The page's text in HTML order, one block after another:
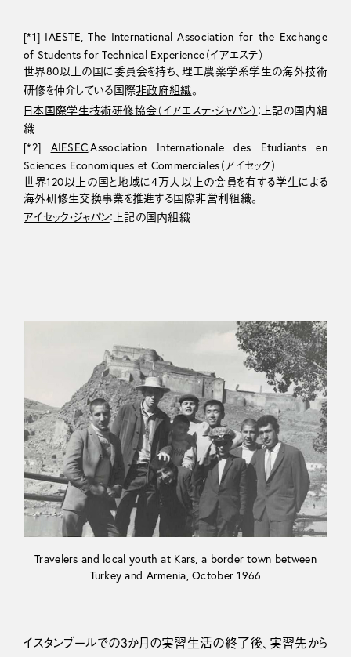
[*1] IAESTE, The International Association for the Exchange
of Students for Technical Experience（イアエステ）
世界80以上の国に委員会を持ち、理工農薬学系学生の海外技術
研修を仲介している国際非政府組織。
日本国際学生技術研修協会（イアエステ・ジャパン） ：上記の国内組
織
[*2] AIESEC,Association Internationale des Etudiants en
Sciences Economiques et Commerciales（アイセック）
世界120以上の国と地域に4万人以上の会員を有する学生による
海外研修生交換事業を推進する国際非営利組織。
アイセック・ジャパン：上記の国内組織
Travelers and local youth at Kars, a border town between
Turkey and Armenia, October 1966
イスタンブールでの3か月の実習生活の終了後、実習先から